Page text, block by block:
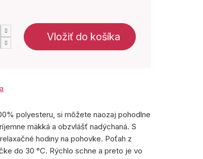
Vložiť do košíka
polyesteru, si môžete naozaj pohodlne
mäkká a obzvlášť nadýchaná. S
hodiny na pohovke. Poťah z
do 30 °C. Rýchlo schne a preto je vo